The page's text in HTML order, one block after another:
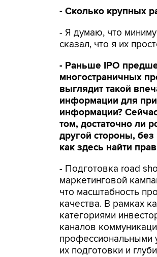
- Сколько крупных
- Я думаю, что
сказал, что я их
- Раньше IPO
многостраничных
выглядит такой
информации для
информации?
том, достаточно ли
другой стороны,
как здесь найти
- Подготовка road
маркетинговой
что масштабность
качества. В рамках
категориями
каналов
профессиональными
их подготовки и